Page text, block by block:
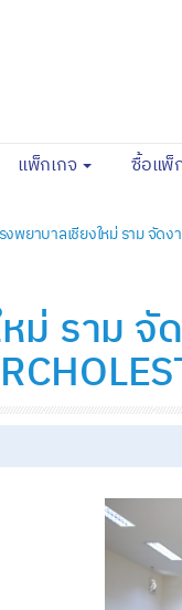
แพ็กเกจ ซื้อแพ็
งพยาบาลเชียงใหม่ ราม จัด
ม่ ราม